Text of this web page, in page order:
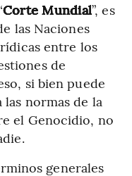
Corte Mundial”, es
las Naciones
entre los
de
si bien puede
normas de la
el Genocidio, no
generales